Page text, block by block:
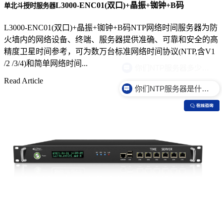
单北斗授时服务器L3000-ENC01(双口)+晶振+铷钟+B码
L3000-ENC01(双口)+晶振+铷钟+B码NTP网络时间服务器为防
火墙内的网络设备、终端、服务器提供准确、可靠和安全的高
精度卫星时间参考，可为数万台标准网络时间协议(NTP,含V1
/2 /3/4)和简单网络时间...
Read Article
你们NTP服务器是什么价格？